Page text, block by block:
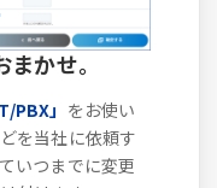
かせ。
PBX」 をお使い
を当社に依頼す
いつまでに変更